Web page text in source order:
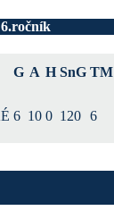
G A H SnG TM
6 10 0 120 6